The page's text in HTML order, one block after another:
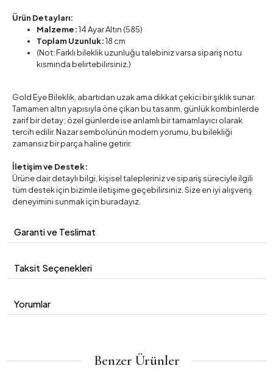
Ürün Detayları:
Malzeme:14 Ayar Altın (585)
Toplam Uzunluk:18 cm
(Not: Farklı bileklik uzunluğu talebiniz varsa sipariş notu
kısmında belirtebilirsiniz.)
Gold Eye Bileklik, abartıdan uzak ama dikkat çekici bir şıklık sunar.
Tamamen altın yapısıyla öne çıkan bu tasarım, günlük kombinlerde
zarif bir detay; özel günlerde ise anlamlı bir tamamlayıcı olarak
tercih edilir. Nazar sembolünün modern yorumu, bu bilekliği
zamansız bir parça haline getirir.
İletişim ve Destek:
Ürüne dair detaylı bilgi, kişisel talepleriniz ve sipariş süreciyle ilgili
tüm destek için bizimle iletişime geçebilirsiniz. Size en iyi alışveriş
deneyimini sunmak için buradayız.
Garanti ve Teslimat
Taksit Seçenekleri
Yorumlar
Benzer Ürünler